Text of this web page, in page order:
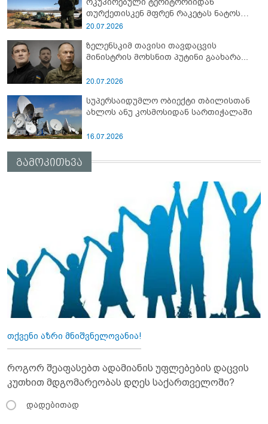
თურქეთისკენ მფრენ რაკეტას ნატოს
სამიტი კინაღამ ჩაუშლია
20.07.2026
ზელენსკიმ თავისი თავდაცვის
მინისტრის მოხსნით პუტინი გაახარა...
20.07.2026
სუპერსაიდუმლო ობიექტი თბილისთან
ახლოს ანუ კოსმოსიდან სართიჭალაში
16.07.2026
გამოკითხვა
თქვენი აზრი მნიშვნელოვანია!
როგორ შეაფასებთ ადამიანის უფლებების დაცვის
კუთხით მდგომარეობას დღეს საქართველოში?
დადებითად